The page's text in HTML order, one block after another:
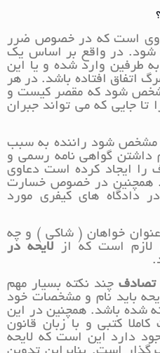
است که در خصوص ضرر
شود. در واقع بر اساس یک
طرفین وارد شده و یا این
اتفاق افتاده باشد. در هر
شود که مقصر کیست و
جایی که می تواند جبران
مشخص شود راننده به سبب
داشتن گواهی نامه رسمی و
را ایجاد کرده است دعاوی
همچنین در خصوص خسارت
دادگاه های کیفری مورد
خواهان ( شاکی ) و چه
لازم است که از لایحه در
تصادفچند نکته بسیار مهم
باید نام و مشخصات خود
شده باشد. همچنین در این
کتبی و با زبان قانون
دارد این است که لایحه